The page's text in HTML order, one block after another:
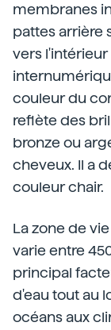
membranes
pattes arrière
vers
couleur du
reflète des
bronze ou
cheveux. Il a
couleur chair.
La zone de
varie entre
principal
d'eau tout au
océans aux